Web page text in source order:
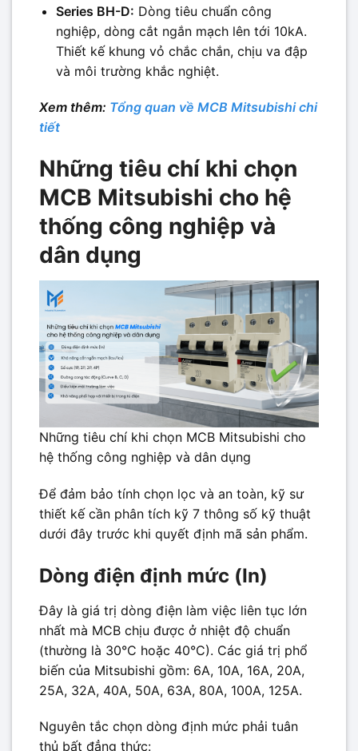
Series BH-D: Dòng tiêu chuẩn công
nghiệp, dòng cắt ngắn mạch lên tới 10kA.
Thiết kế khung vỏ chắc chắn, chịu va đập
và môi trường khắc nghiệt.
Xem thêm: Tổng quan về MCB Mitsubishi chi
tiết
Những tiêu chí khi chọn
MCB Mitsubishi cho hệ
thống công nghiệp và
dân dụng
Những tiêu chí khi chọn MCB Mitsubishi cho
hệ thống công nghiệp và dân dụng
Để đảm bảo tính chọn lọc và an toàn, kỹ sư
thiết kế cần phân tích kỹ 7 thông số kỹ thuật
dưới đây trước khi quyết định mã sản phẩm.
Dòng điện định mức (In)
Đây là giá trị dòng điện làm việc liên tục lớn
nhất mà MCB chịu được ở nhiệt độ chuẩn
(thường là 30°C hoặc 40°C). Các giá trị phổ
biến của Mitsubishi gồm: 6A, 10A, 16A, 20A,
25A, 32A, 40A, 50A, 63A, 80A, 100A, 125A.
Nguyên tắc chọn dòng định mức phải tuân
thủ bất đẳng thức: